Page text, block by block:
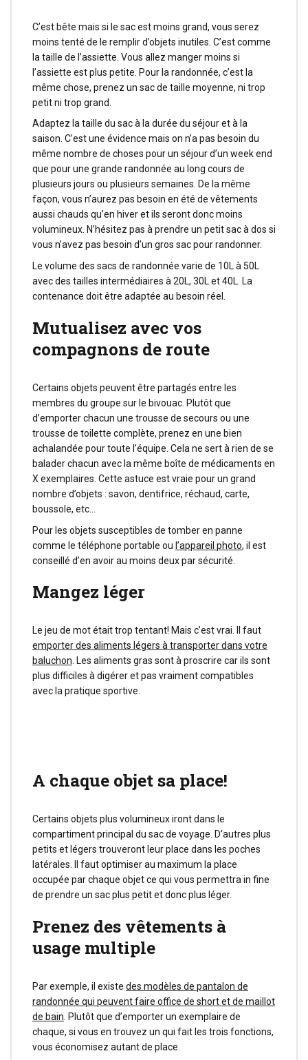
C’est bête mais si le sac est moins grand, vous serez
moins tenté de le remplir d’objets inutiles. C’est comme
la taille de l’assiette. Vous allez manger moins si
l’assiette est plus petite. Pour la randonnée, c’est la
même chose, prenez un sac de taille moyenne, ni trop
petit ni trop grand.
Adaptez la taille du sac à la durée du séjour et à la
saison. C’est une évidence mais on n’a pas besoin du
même nombre de choses pour un séjour d’un week end
que pour une grande randonnée au long cours de
plusieurs jours ou plusieurs semaines. De la même
façon, vous n’aurez pas besoin en été de vêtements
aussi chauds qu’en hiver et ils seront donc moins
volumineux. N’hésitez pas à prendre un petit sac à dos si
vous n’avez pas besoin d’un gros sac pour randonner.
Le volume des sacs de randonnée varie de 10L à 50L
avec des tailles intermédiaires à 20L, 30L et 40L. La
contenance doit être adaptée au besoin réel.
Mutualisez avec vos
compagnons de route
Certains objets peuvent être partagés entre les
membres du groupe sur le bivouac. Plutôt que
d’emporter chacun une trousse de secours ou une
trousse de toilette complète, prenez en une bien
achalandée pour toute l’équipe. Cela ne sert à rien de se
balader chacun avec la même boîte de médicaments en
X exemplaires. Cette astuce est vraie pour un grand
nombre d’objets : savon, dentifrice, réchaud, carte,
boussole, etc…
Pour les objets susceptibles de tomber en panne
comme le téléphone portable ou l’appareil photo, il est
conseillé d’en avoir au moins deux par sécurité.
Mangez léger
Le jeu de mot était trop tentant! Mais c’est vrai. Il faut
emporter des aliments légers à transporter dans votre
baluchon. Les aliments gras sont à proscrire car ils sont
plus difficiles à digérer et pas vraiment compatibles
avec la pratique sportive.
A chaque objet sa place!
Certains objets plus volumineux iront dans le
compartiment principal du sac de voyage. D’autres plus
petits et légers trouveront leur place dans les poches
latérales. Il faut optimiser au maximum la place
occupée par chaque objet ce qui vous permettra in fine
de prendre un sac plus petit et donc plus léger.
Prenez des vêtements à
usage multiple
Par exemple, il existe des modèles de pantalon de
randonnée qui peuvent faire office de short et de maillot
de bain . Plutôt que d’emporter un exemplaire de
chaque, si vous en trouvez un qui fait les trois fonctions,
vous économisez autant de place.